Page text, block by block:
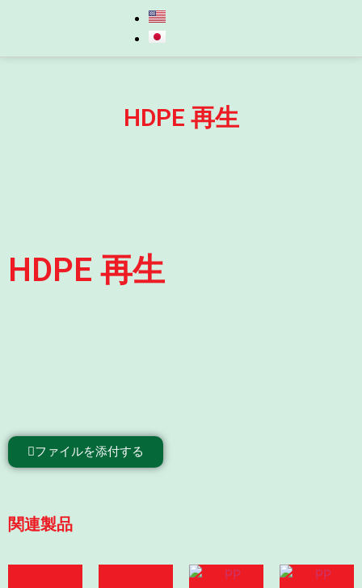
HDPE 再生
HDPE 再生
ファイルを添付する
関連製品